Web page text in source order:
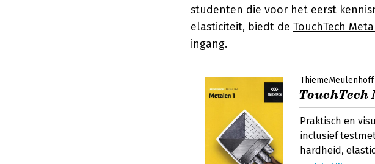
studenten die voor het eerst
elasticiteit, biedt de TouchTech
ingang.
ThiemeMeulenhoff
TouchTech
Praktisch en
inclusief
hardheid,